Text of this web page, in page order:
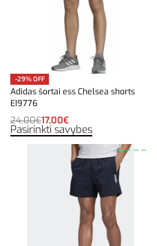
-29% OFF
Adidas šortai ess Chelsea shorts
EI9776
24,00€17,00€
Pasirinkti savybes